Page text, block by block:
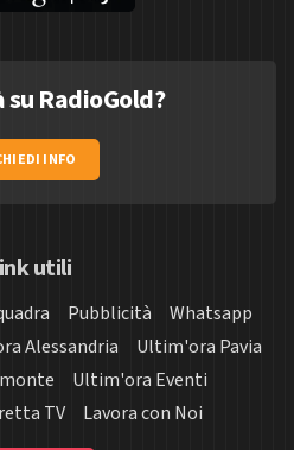
RadioGold?
INFO
utili
Pubblicità
Whatsapp
Alessandria
Ultim'ora Pavia
Ultim'ora Eventi
TV Lavora con Noi